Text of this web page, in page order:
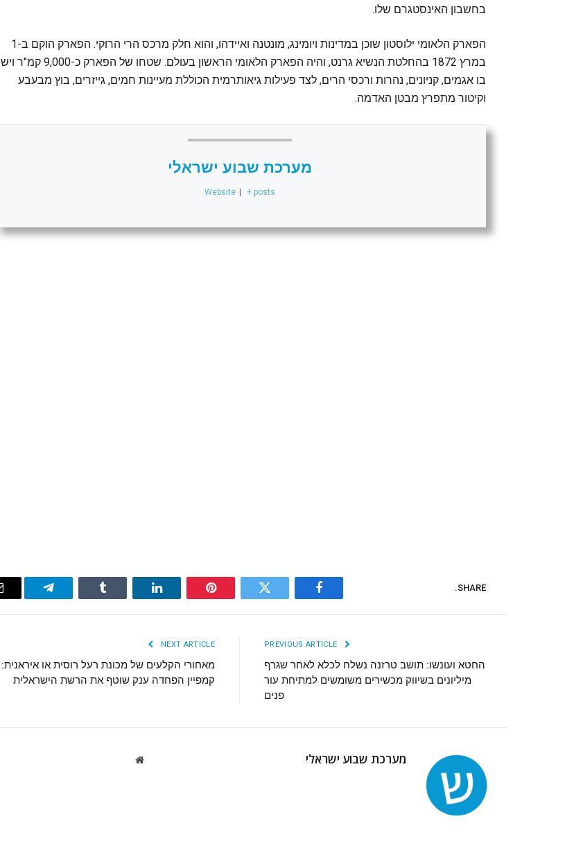
בחשבון האינסטגרם שלו.
הפארק הלאומי ילוסטון שוכן במדינות ויומינג, מונטנה ואיידהו, והוא חלק מרכס הרי הרוקי. הפארק הוקם ב-1
במרץ 1872 בהחלטת הנשיא גרנט, והיה הפארק הלאומי הראשון בעולם. שטחו של הפארק כ-9,000 קמ"ר ויש
בו אגמים, קניונים, נהרות ורכסי הרים, לצד פעילות גיאותרמית הכוללת מעיינות חמים, גייזרים, בוץ מבעבע
וקיטור מתפרץ מבטן האדמה.
מערכת שבוע ישראלי
Website + posts
SHARE.
Facebook
Twitter
Pinterest
LinkedIn
Tumblr
Telegram
החטא ועונשו: תושב טרזנה נשלח לכלא לאחר שגרף
מיליונים בשיווק מכשירים משומשים למתיחת עור
פנים
NEXT ARTICLE
מאחורי הקלעים של מכונת רעל רוסית או איראנית:
קמפיין הפחדה ענק שוטף את הרשת הישראלית
מערכת שבוע ישראלי Website